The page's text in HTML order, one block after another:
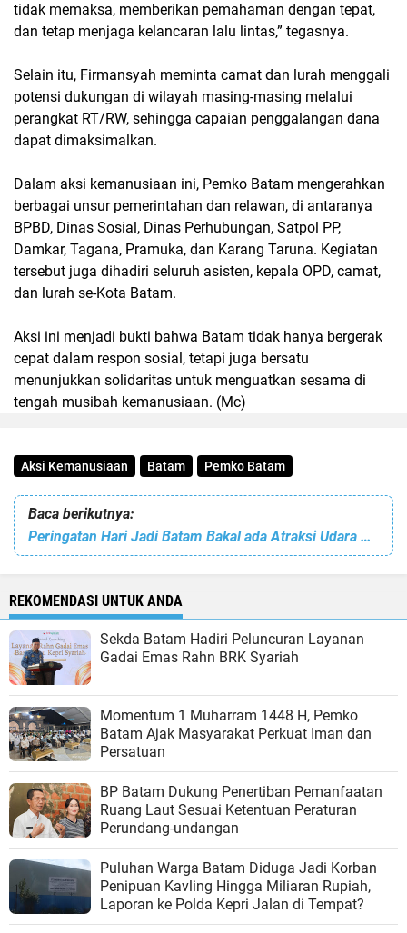
tidak memaksa, memberikan pemahaman dengan tepat,
dan tetap menjaga kelancaran lalu lintas,” tegasnya.
Selain itu, Firmansyah meminta camat dan lurah menggali
potensi dukungan di wilayah masing-masing melalui
perangkat RT/RW, sehingga capaian penggalangan dana
dapat dimaksimalkan.
Dalam aksi kemanusiaan ini, Pemko Batam mengerahkan
berbagai unsur pemerintahan dan relawan, di antaranya
BPBD, Dinas Sosial, Dinas Perhubungan, Satpol PP,
Damkar, Tagana, Pramuka, dan Karang Taruna. Kegiatan
tersebut juga dihadiri seluruh asisten, kepala OPD, camat,
dan lurah se-Kota Batam.
Aksi ini menjadi bukti bahwa Batam tidak hanya bergerak
cepat dalam respon sosial, tetapi juga bersatu
menunjukkan solidaritas untuk menguatkan sesama di
tengah musibah kemanusiaan. (Mc)
Aksi Kemanusiaan Batam Pemko Batam
Baca berikutnya:
Peringatan Hari Jadi Batam Bakal ada Atraksi Udara hingga Hiburan Rakyat di Malam Resepsi
REKOMENDASI UNTUK ANDA
Sekda Batam Hadiri Peluncuran Layanan
Gadai Emas Rahn BRK Syariah
Momentum 1 Muharram 1448 H, Pemko
Batam Ajak Masyarakat Perkuat Iman dan
Persatuan
BP Batam Dukung Penertiban Pemanfaatan
Ruang Laut Sesuai Ketentuan Peraturan
Perundang-undangan
Puluhan Warga Batam Diduga Jadi Korban
Penipuan Kavling Hingga Miliaran Rupiah,
Laporan ke Polda Kepri Jalan di Tempat?